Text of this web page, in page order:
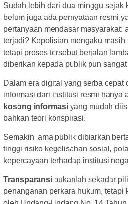
Sudah lebih dari dua minggu sejak
belum juga ada pernyataan resmi
pertanyaan mendasar masyarakat:
terjadi? Kepolisian mengaku masih
tetapi proses tersebut berjalan
diberikan kepada publik pun sangat
Dalam era digital yang serba cepat
informasi dari institusi resmi hanya
kosong informasi yang mudah
bahkan teori konspirasi.
Semakin lama publik dibiarkan
tinggi risiko kegelisahan sosial,
kepercayaan terhadap institusi
Transparansi bukanlah sekadar
penanganan perkara hukum, tetapi